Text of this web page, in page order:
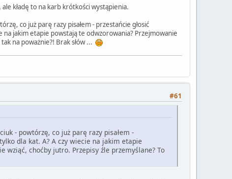
kładę to na karb krótkości wystąpienia.
co już parę razy pisałem - przestańcie głosić
na jakim etapie powstają te odwzorowania? Przejmowanie
na poważnie?! Brak słów ...
#61
- powtórzę, co już parę razy pisałem -
dla kat. A? A czy wiecie na jakim etapie
wziąć, choćby jutro. Przepisy źle przemyślane? To